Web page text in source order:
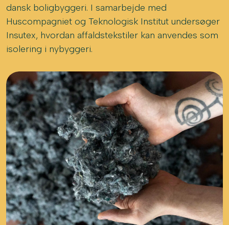
dansk boligbyggeri. I samarbejde med
Huscompagniet og Teknologisk Institut undersøger
Insutex, hvordan affaldstekstiler kan anvendes som
isolering i nybyggeri.